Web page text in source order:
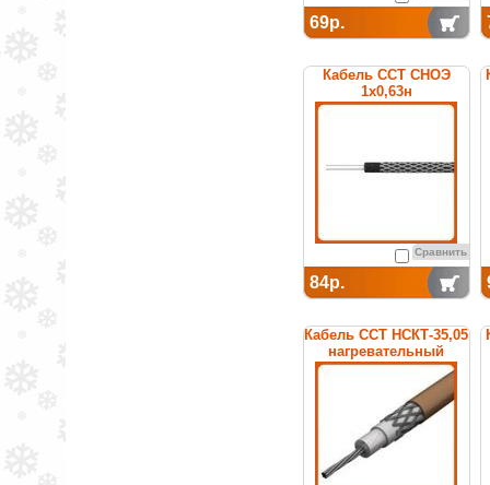
69р.
Кабель ССТ СНОЭ
1х0,63н
нагревательный
Сравнить
84р.
Кабель ССТ НСКТ-35,05
нагревательный